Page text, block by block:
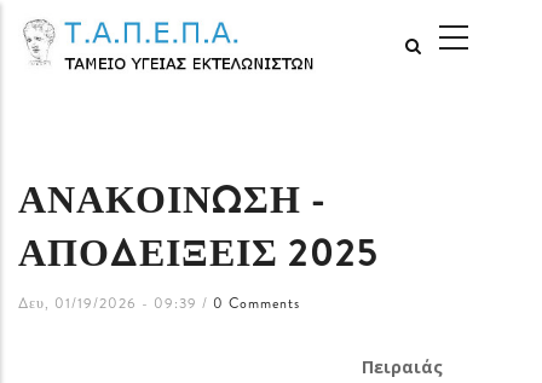
Παράκαμψη
προς
MAIN
ΑΝΑΚΟΙΝΩΣΗ -
ΑΠΟΔΕΙΞΕΙΣ 2025
Δευ, 01/19/2026 - 09:39 / 0 Comments
Πειραιάς